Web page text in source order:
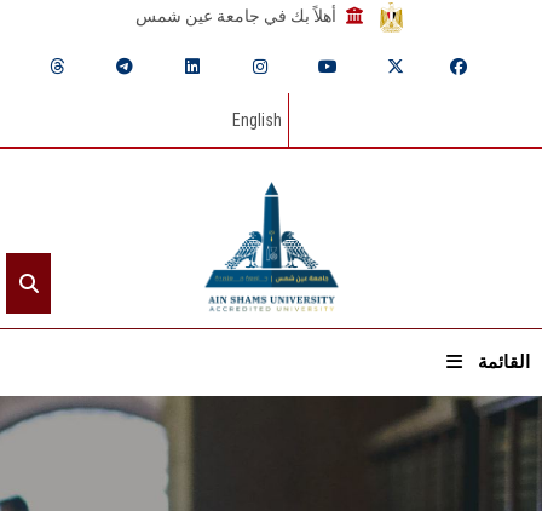
أهلاً بك في جامعة عين شمس
English
القائمة
الرئيسيـة
عن الجامعة